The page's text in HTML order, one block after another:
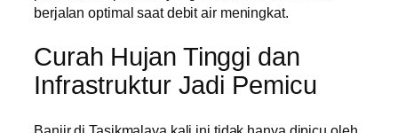
berjalan optimal saat debit air meningkat.
Curah Hujan Tinggi dan
Infrastruktur Jadi Pemicu